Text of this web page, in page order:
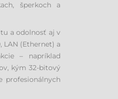
šperkoch a
a odolnosť aj v
(Ethernet) a
– napríklad
kým 32-bitový
profesionálnych